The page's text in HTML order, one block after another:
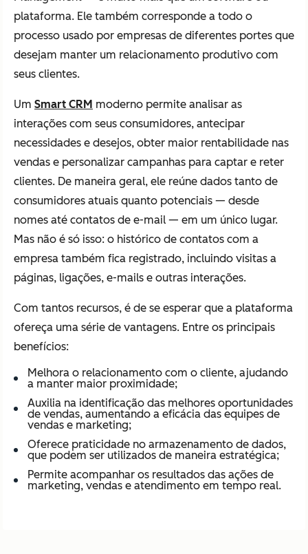
plataforma. Ele também corresponde a todo o
processo usado por empresas de diferentes portes que
desejam manter um relacionamento produtivo com
seus clientes.
Um Smart CRM moderno permite analisar as
interações com seus consumidores, antecipar
necessidades e desejos, obter maior rentabilidade nas
vendas e personalizar campanhas para captar e reter
clientes. De maneira geral, ele reúne dados tanto de
consumidores atuais quanto potenciais — desde
nomes até contatos de e-mail — em um único lugar.
Mas não é só isso: o histórico de contatos com a
empresa também fica registrado, incluindo visitas a
páginas, ligações, e-mails e outras interações.
Com tantos recursos, é de se esperar que a plataforma
ofereça uma série de vantagens. Entre os principais
benefícios:
Melhora o relacionamento com o cliente, ajudando
a manter maior proximidade;
Auxilia na identificação das melhores oportunidades
de vendas, aumentando a eficácia das equipes de
vendas e marketing;
Oferece praticidade no armazenamento de dados,
que podem ser utilizados de maneira estratégica;
Permite acompanhar os resultados das ações de
marketing, vendas e atendimento em tempo real.